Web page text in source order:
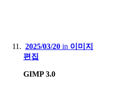
2025/03/20 in 이미지
편집
GIMP 3.0